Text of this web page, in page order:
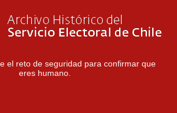
el reto de seguridad para confirmar que
eres humano.